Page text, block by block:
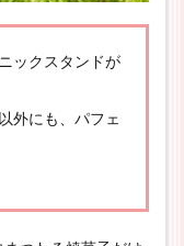
ックスタンドが
外にも、パフェ